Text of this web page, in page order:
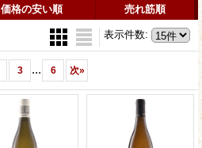
価格の安い順 売れ筋順
表示件数:
3 ... 6 次»